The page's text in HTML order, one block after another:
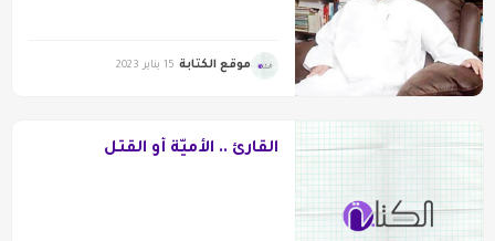
موقع الكتابة 15 يناير 2023
القارئ .. الأميّة أو القتل